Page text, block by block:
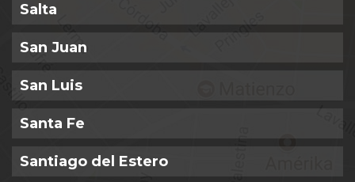
Salta
San Juan
San Luis
Santa Fe
Santiago del Estero